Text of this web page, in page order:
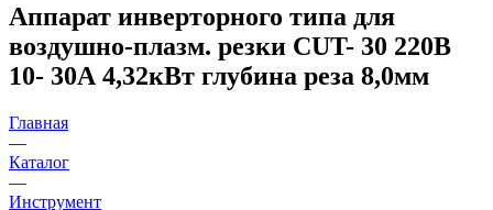
Аппарат инверторного типа для
воздушно-плазм. резки CUT- 30 220В
10- 30А 4,32кВт глубина реза 8,0мм
Главная
—
Каталог
—
Инструмент